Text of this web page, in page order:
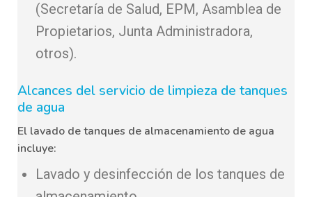
(Secretaría de Salud, EPM, Asamblea de
Propietarios, Junta Administradora,
otros).
Alcances del servicio de limpieza de tanques
de agua
El lavado de tanques de almacenamiento de agua
incluye:
Lavado y desinfección de los tanques de